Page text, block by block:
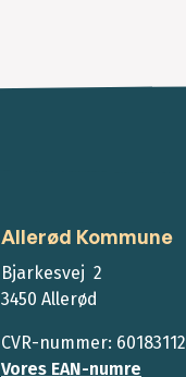
Allerød Kommune
Bjarkesvej 2
3450 Allerød
CVR-nummer: 60183112
Vores EAN-numre